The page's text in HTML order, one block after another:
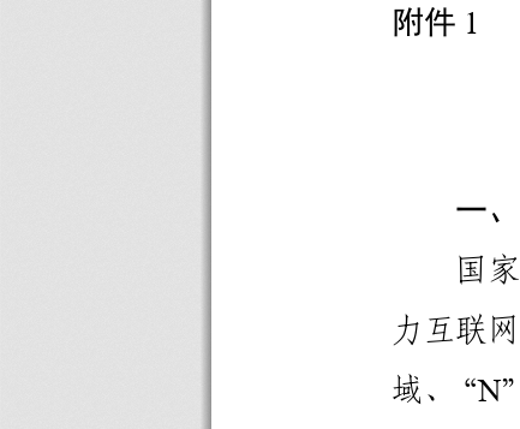
附件 1
一、
国 家
力 互联 网
域、 “ N”